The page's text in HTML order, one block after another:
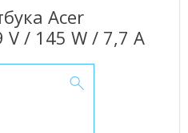
Acer
V / 145 W / 7,7 А